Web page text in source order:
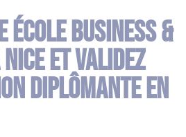
école business &
et validez
diplômante en